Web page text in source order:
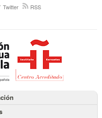
Twitter
RSS